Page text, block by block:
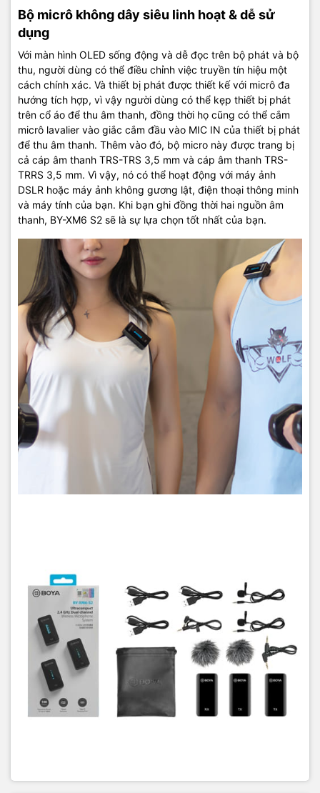
Bộ micrô không dây siêu linh hoạt & dễ sử
dụng
Với màn hình OLED sống động và dễ đọc trên bộ phát và bộ
thu, người dùng có thể điều chỉnh việc truyền tín hiệu một
cách chính xác. Và thiết bị phát được thiết kế với micrô đa
hướng tích hợp, vì vậy người dùng có thể kẹp thiết bị phát
trên cổ áo để thu âm thanh, đồng thời họ cũng có thể cắm
micrô lavalier vào giắc cắm đầu vào MIC IN của thiết bị phát
để thu âm thanh. Thêm vào đó, bộ micro này được trang bị
cả cáp âm thanh TRS-TRS 3,5 mm và cáp âm thanh TRS-
TRRS 3,5 mm. Vì vậy, nó có thể hoạt động với máy ảnh
DSLR hoặc máy ảnh không gương lật, điện thoại thông minh
và máy tính của bạn. Khi bạn ghi đồng thời hai nguồn âm
thanh, BY-XM6 S2 sẽ là sự lựa chọn tốt nhất của bạn.